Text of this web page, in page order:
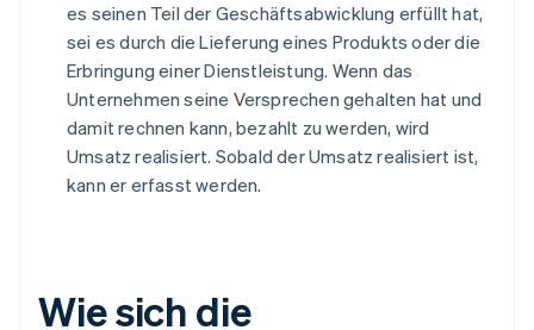
es seinen Teil der Geschäftsabwicklung erfüllt hat,
sei es durch die Lieferung eines Produkts oder die
Erbringung einer Dienstleistung. Wenn das
Unternehmen seine Versprechen gehalten hat und
damit rechnen kann, bezahlt zu werden, wird
Umsatz realisiert. Sobald der Umsatz realisiert ist,
kann er erfasst werden.
Wie sich die